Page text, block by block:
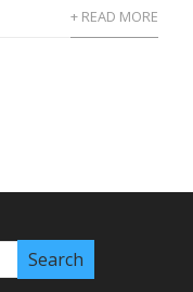
+ READ MORE